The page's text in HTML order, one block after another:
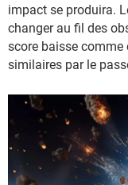
impact se produira.
changer au fil des
score baisse
similaires par le